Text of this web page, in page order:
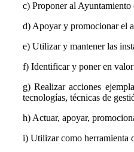
c) Proponer al Ayuntamiento
d) Apoyar y promocionar el
e) Utilizar y mantener las
f) Identificar y poner en valor
g) Realizar acciones
tecnologías, técnicas de
h) Actuar, apoyar,
i) Utilizar como herramienta